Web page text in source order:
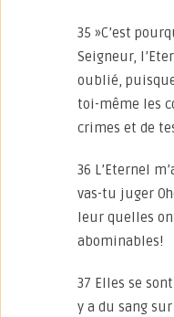
35 »C’est
Seigneur,
oublié,
toi-même les
crimes et de
36 L’Eternel
vas-tu juger
leur quelles
abominables!
37 Elles se
y a du sang